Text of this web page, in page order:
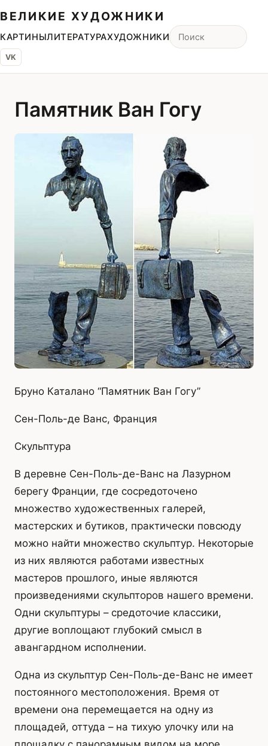
ВЕЛИКИЕ ХУДОЖНИКИ
КАРТИНЫЛИТЕРАТУРАХУДОЖНИКИ
VK
Памятник Ван Гогу
Бруно Каталано “Памятник Ван Гогу”
Сен-Поль-де Ванс, Франция
Скульптура
В деревне Сен-Поль-де-Ванс на Лазурном
берегу Франции, где сосредоточено
множество художественных галерей,
мастерских и бутиков, практически повсюду
можно найти множество скульптур. Некоторые
из них являются работами известных
мастеров прошлого, иные являются
произведениями скульпторов нашего времени.
Одни скульптуры – средоточие классики,
другие воплощают глубокий смысл в
авангардном исполнении.
Одна из скульптур Сен-Поль-де-Ванс не имеет
постоянного местоположения. Время от
времени она перемещается на одну из
площадей, оттуда – на тихую улочку или на